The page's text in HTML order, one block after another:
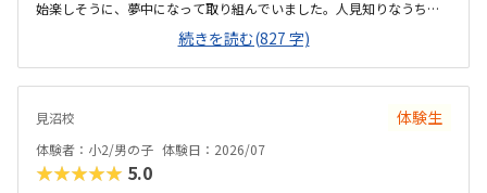
始楽しそうに、夢中になって取り組んでいました。人見知りなうちの
子もすぐに緊張がほぐれ、安心して楽しく学べたと感じています。子
どもが大好きなロブロックスの世界を舞台にしているため、最初から
最後まで高いモチベーションで取り組めていました。ただ遊ぶだけで
なく、ゲームを作るというプロセスを通じて、自然とプログラミング
と感じました。自分の思い描いた動きが画面上にすぐに反映される仕
組みも、子どもの「もっと作りたい」という意欲をを引き出すのにぴ
ったりだと思いました。最寄り駅から近く、大通りを通...
続きを読む(827 字)
見沼校 体験生
体験者：小2/男の子 体験日：2026/07
★★★★★ 5.0